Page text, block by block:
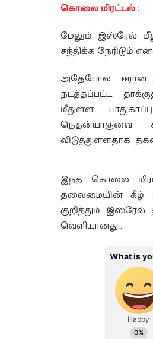
கொலை மிரட்டல் :
மேலும் இஸ்ரேல்
சந்திக்க நேரிடும்
அதேபோல ஈரான்
நடத்தப்பட்ட
மீதுள்ள
நெதன்யாகுவை
விடுத்துள்ளதாக
இந்த கொலை
தலைமையின் கீழ்
குறித்தும்
வெளியானது…